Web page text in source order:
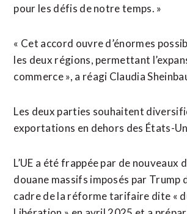
pour les défis de notre temps. »
« Cet accord ouvre d’énormes
les deux régions, permettant
commerce », a réagi Claudia
Les deux parties souhaitent
exportations en dehors des États-
L’UE a été frappée par de nouveaux
douane massifs imposés par Trump
cadre de la réforme tarifaire dite «